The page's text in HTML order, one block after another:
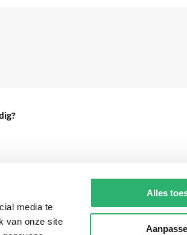
media te
van onze site
Alles